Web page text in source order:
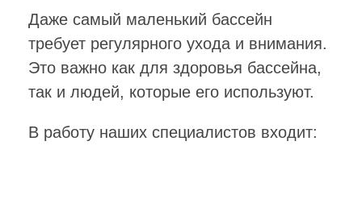
Даже самый маленький бассейн
требует регулярного ухода и внимания.
Это важно как для здоровья бассейна,
так и людей, которые его используют.
В работу наших специалистов входит: